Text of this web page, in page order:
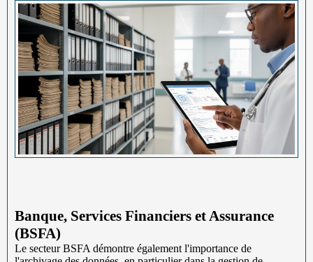
Banque, Services Financiers et Assurance
(BSFA)
Le secteur BSFA démontre également l'importance de